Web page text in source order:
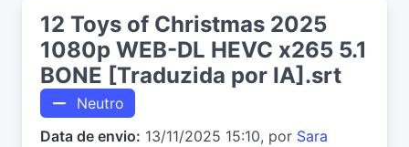
12 Toys of Christmas 2025
1080p WEB-DL HEVC x265 5.1
BONE [Traduzida por IA].srt
Neutro
Data de envio: 13/11/2025 15:10, por Sara